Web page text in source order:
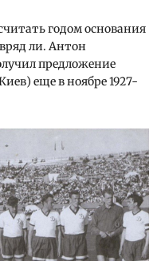
годом основания
ли. Антон
предложение
еще в ноябре 1927-